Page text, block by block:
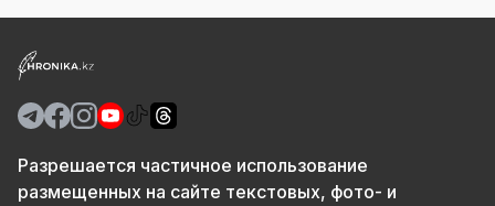
Разрешается частичное использование
размещенных на сайте текстовых, фото- и